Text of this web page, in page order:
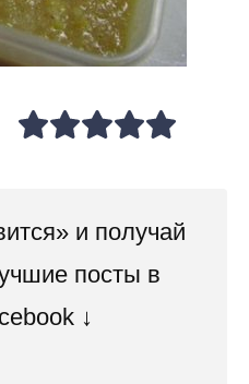
и получай
посты в
↓